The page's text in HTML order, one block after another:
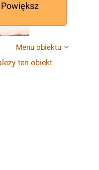
Powiększ
Menu obiektu
ten obiekt